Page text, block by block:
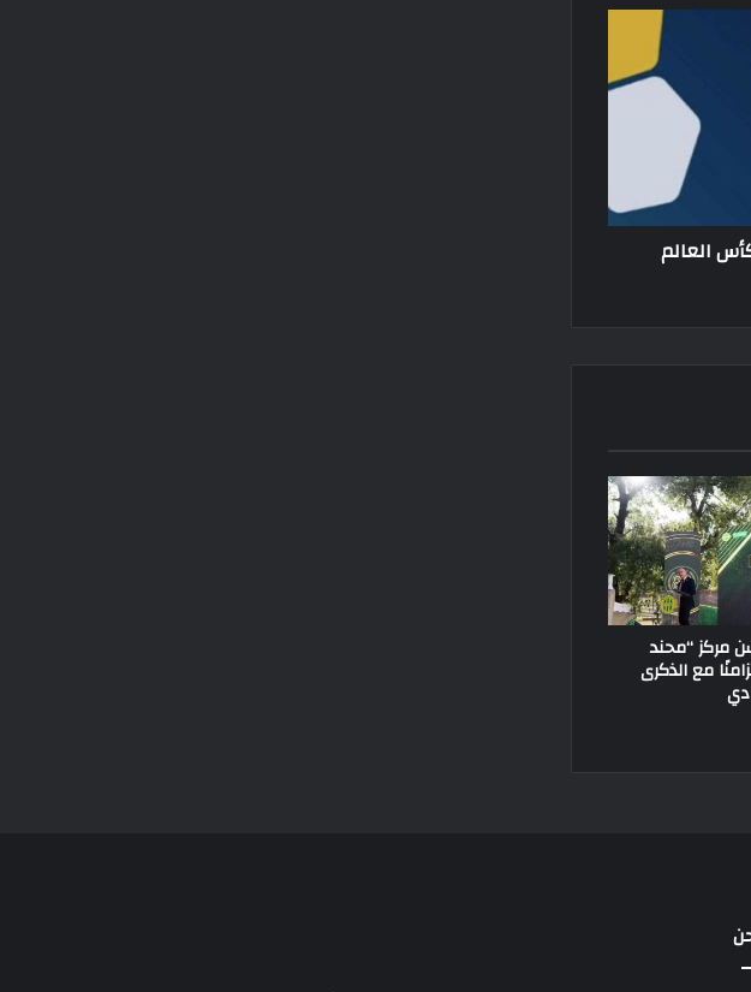
العالم
مركز “محند
مع الذكرى